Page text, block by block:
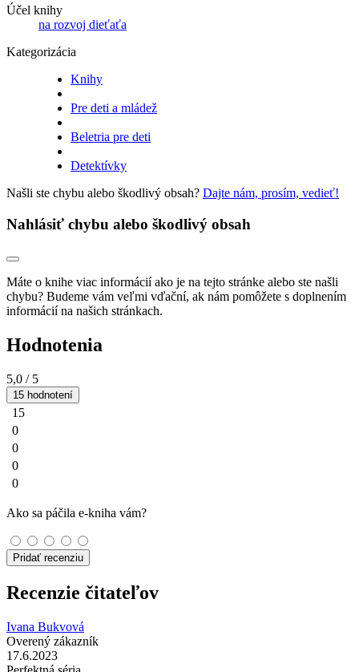
Účel knihy
na rozvoj dieťaťa
Kategorizácia
Knihy
Pre deti a mládež
Beletria pre deti
Detektívky
Našli ste chybu alebo škodlivý obsah? Dajte nám, prosím, vedieť!
Nahlásiť chybu alebo škodlivý obsah
Máte o knihe viac informácií ako je na tejto stránke alebo ste našli
chybu? Budeme vám veľmi vďační, ak nám pomôžete s doplnením
informácií na našich stránkach.
Hodnotenia
5,0 / 5
15 hodnotení
15
0
0
0
0
Ako sa páčila e-kniha vám?
Pridať recenziu
Recenzie čitateľov
Ivana Bukvová
Overený zákazník
17.6.2023